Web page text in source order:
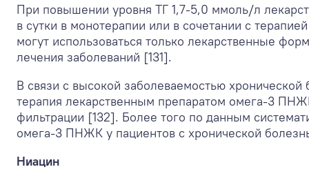
При повышении уровня ТГ 1,7-5,0 ммоль/л
в сутки в монотерапии или в сочетании с
могут использоваться только лекарственные
лечения заболеваний [131].
В связи с высокой заболеваемостью
терапия лекарственным препаратом омега-3
фильтрации [132]. Более того по данным
омега-3 ПНЖК у пациентов с хронической
Ниацин